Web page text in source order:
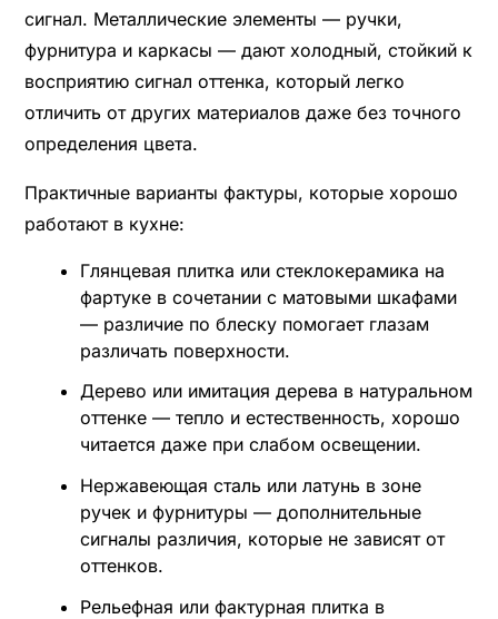
сигнал. Металлические элементы — ручки,
фурнитура и каркасы — дают холодный, стойкий к
восприятию сигнал оттенка, который легко
отличить от других материалов даже без точного
определения цвета.
Практичные варианты фактуры, которые хорошо
работают в кухне:
Глянцевая плитка или стеклокерамика на
фартуке в сочетании с матовыми шкафами
— различие по блеску помогает глазам
различать поверхности.
Дерево или имитация дерева в натуральном
оттенке — тепло и естественность, хорошо
читается даже при слабом освещении.
Нержавеющая сталь или латунь в зоне
ручек и фурнитуры — дополнительные
сигналы различия, которые не зависят от
оттенков.
Рельефная или фактурная плитка в